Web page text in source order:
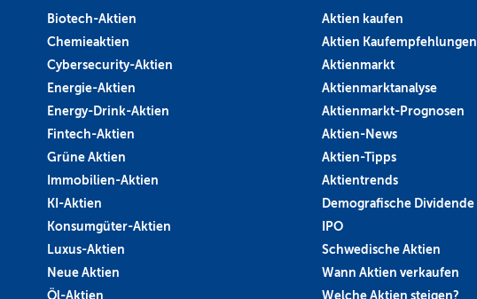
Biotech-Aktien
Chemieaktien
Cybersecurity-Aktien
Energie-Aktien
Energy-Drink-Aktien
Fintech-Aktien
Grüne Aktien
Immobilien-Aktien
KI-Aktien
Konsumgüter-Aktien
Luxus-Aktien
Neue Aktien
Öl-Aktien
Aktien kaufen
Aktien Kaufempfehlungen
Aktienmarkt
Aktienmarktanalyse
Aktienmarkt-Prognosen
Aktien-News
Aktien-Tipps
Aktientrends
Demografische Dividende
IPO
Schwedische Aktien
Wann Aktien verkaufen
Welche Aktien steigen?